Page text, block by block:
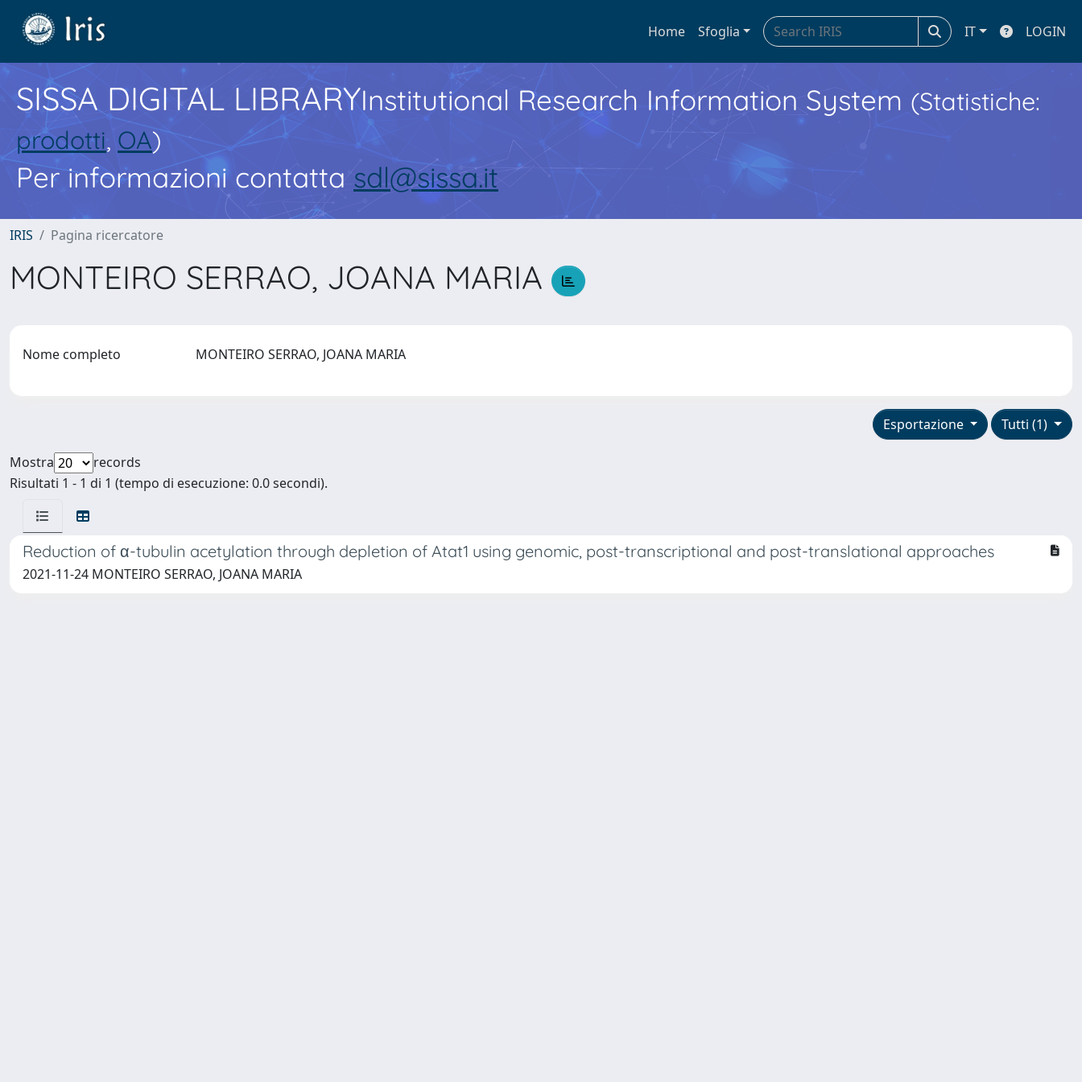
Home Sfoglia IT LOGIN
SISSA DIGITAL LIBRARYInstitutional Research Information System (Statistiche:
prodotti, OA)
Per informazioni contatta sdl@sissa.it
IRIS Pagina ricercatore
MONTEIRO SERRAO, JOANA MARIA
Nome completo MONTEIRO SERRAO, JOANA MARIA
Tutti (1)
Esportazione
Mostra
records
Risultati 1 - 1 di 1 (tempo di esecuzione: 0.0 secondi).
Reduction of α-tubulin acetylation through depletion of Atat1 using genomic, post-transcriptional and post-translational approaches
2021-11-24 MONTEIRO SERRAO, JOANA MARIA